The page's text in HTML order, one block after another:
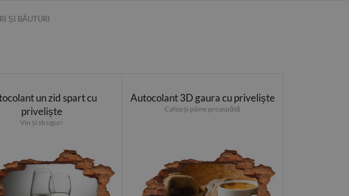
ȘI BĂUTURI
un zid spart cu
priveliște
Vin și struguri
Autocolant 3D gaura cu priveliște
Cafea și pâine proaspătă